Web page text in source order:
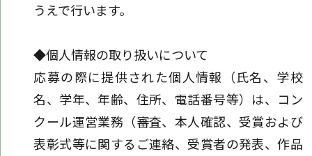
うえで行います。
◆個人情報の取り扱いについて
応募の際に提供された個人情報（氏名、学校
名、学年、年齢、住所、電話番号等）は、コン
クール運営業務（審査、本人確認、受賞および
表彰式等に関するご連絡、受賞者の発表、作品